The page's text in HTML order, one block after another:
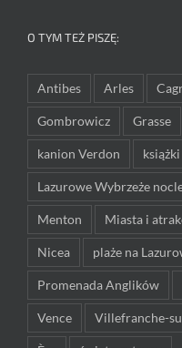
O TYM TEŻ PISZĘ:
Antibes Arles
Gombrowicz Grasse
kanion Verdon książki
Lazurowe Wybrzeże
Menton Miasta i
Nicea plaże na
Promenada Anglików
Vence Villefranche-